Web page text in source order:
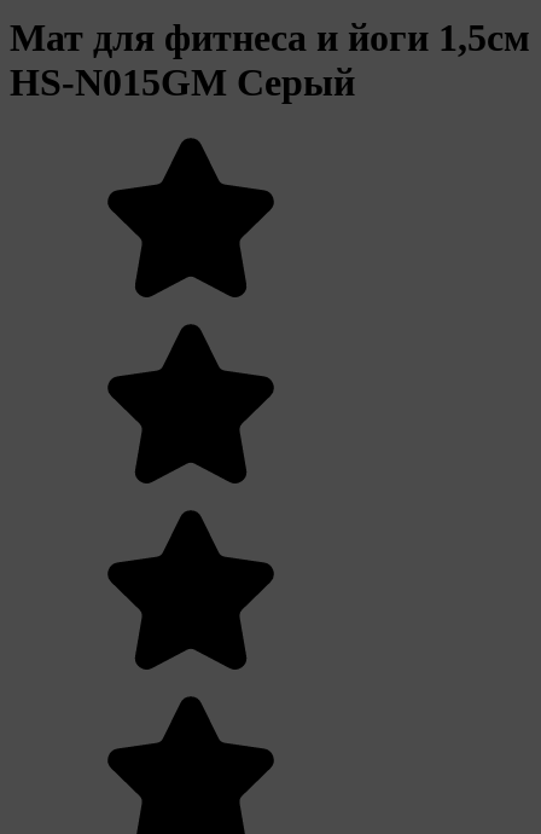
Мат для фитнеса и йоги 1,5см
HS-N015GM Серый